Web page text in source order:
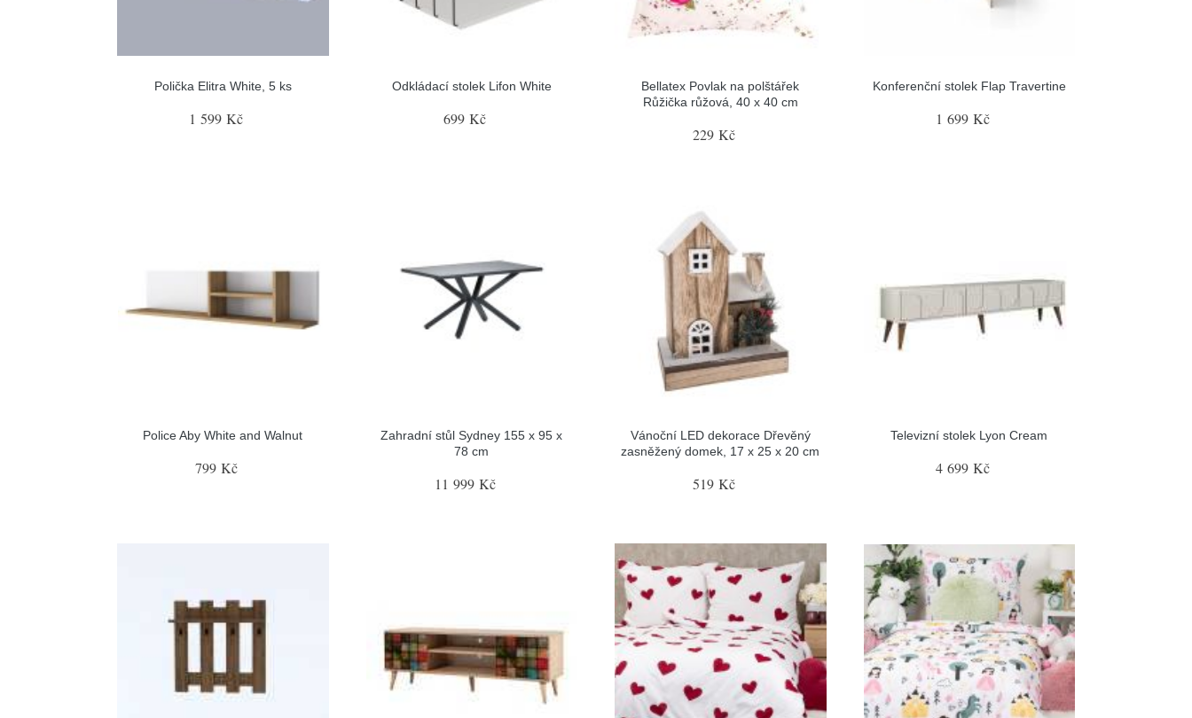
Polička Elitra White, 5 ks
1 599 Kč
Odkládací stolek Lifon White
699 Kč
Bellatex Povlak na polštářek
Růžička růžová, 40 x 40 cm
229 Kč
Konferenční stolek Flap Travertine
1 699 Kč
Police Aby White and Walnut
799 Kč
Zahradní stůl Sydney 155 x 95 x
78 cm
11 999 Kč
Vánoční LED dekorace Dřevěný
zasněžený domek, 17 x 25 x 20 cm
519 Kč
Televizní stolek Lyon Cream
4 699 Kč